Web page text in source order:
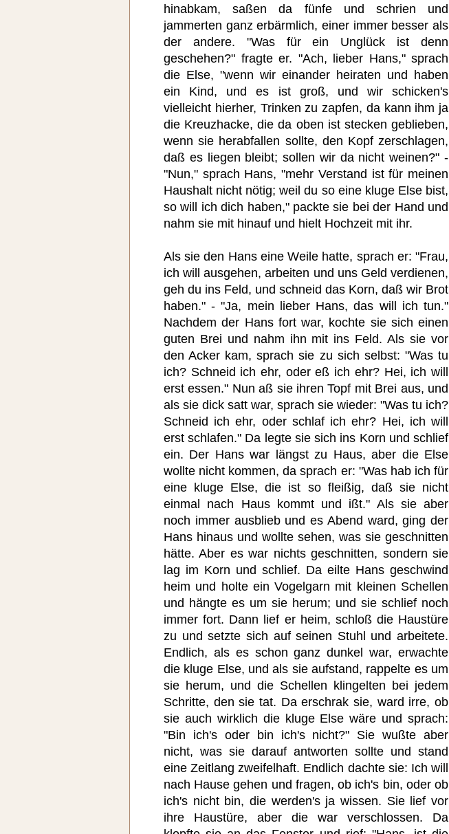
hinabkam, saßen da fünfe und schrien und
jammerten ganz erbärmlich, einer immer besser als
der andere. "Was für ein Unglück ist denn
geschehen?" fragte er. "Ach, lieber Hans," sprach
die Else, "wenn wir einander heiraten und haben
ein Kind, und es ist groß, und wir schicken's
vielleicht hierher, Trinken zu zapfen, da kann ihm ja
die Kreuzhacke, die da oben ist stecken geblieben,
wenn sie herabfallen sollte, den Kopf zerschlagen,
daß es liegen bleibt; sollen wir da nicht weinen?" -
"Nun," sprach Hans, "mehr Verstand ist für meinen
Haushalt nicht nötig; weil du so eine kluge Else bist,
so will ich dich haben," packte sie bei der Hand und
nahm sie mit hinauf und hielt Hochzeit mit ihr.
Als sie den Hans eine Weile hatte, sprach er: "Frau,
ich will ausgehen, arbeiten und uns Geld verdienen,
geh du ins Feld, und schneid das Korn, daß wir Brot
haben." - "Ja, mein lieber Hans, das will ich tun."
Nachdem der Hans fort war, kochte sie sich einen
guten Brei und nahm ihn mit ins Feld. Als sie vor
den Acker kam, sprach sie zu sich selbst: "Was tu
ich? Schneid ich ehr, oder eß ich ehr? Hei, ich will
erst essen." Nun aß sie ihren Topf mit Brei aus, und
als sie dick satt war, sprach sie wieder: "Was tu ich?
Schneid ich ehr, oder schlaf ich ehr? Hei, ich will
erst schlafen." Da legte sie sich ins Korn und schlief
ein. Der Hans war längst zu Haus, aber die Else
wollte nicht kommen, da sprach er: "Was hab ich für
eine kluge Else, die ist so fleißig, daß sie nicht
einmal nach Haus kommt und ißt." Als sie aber
noch immer ausblieb und es Abend ward, ging der
Hans hinaus und wollte sehen, was sie geschnitten
hätte. Aber es war nichts geschnitten, sondern sie
lag im Korn und schlief. Da eilte Hans geschwind
heim und holte ein Vogelgarn mit kleinen Schellen
und hängte es um sie herum; und sie schlief noch
immer fort. Dann lief er heim, schloß die Haustüre
zu und setzte sich auf seinen Stuhl und arbeitete.
Endlich, als es schon ganz dunkel war, erwachte
die kluge Else, und als sie aufstand, rappelte es um
sie herum, und die Schellen klingelten bei jedem
Schritte, den sie tat. Da erschrak sie, ward irre, ob
sie auch wirklich die kluge Else wäre und sprach:
"Bin ich's oder bin ich's nicht?" Sie wußte aber
nicht, was sie darauf antworten sollte und stand
eine Zeitlang zweifelhaft. Endlich dachte sie: Ich will
nach Hause gehen und fragen, ob ich's bin, oder ob
ich's nicht bin, die werden's ja wissen. Sie lief vor
ihre Haustüre, aber die war verschlossen. Da